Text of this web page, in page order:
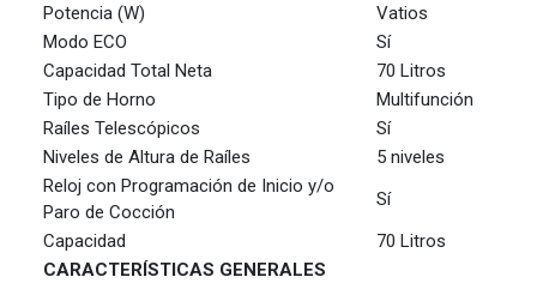
Potencia (W)
Vatios
Modo ECO
Sí
Capacidad Total Neta
70 Litros
Tipo de Horno
Multifunción
Raíles Telescópicos
Sí
Niveles de Altura de Raíles
5 niveles
Reloj con Programación de Inicio y/o
Paro de Cocción
Sí
Capacidad
70 Litros
CARACTERÍSTICAS GENERALES